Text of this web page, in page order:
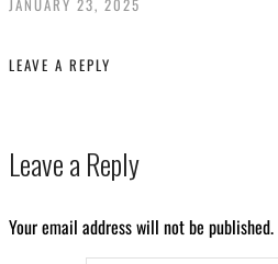
JANUARY 23, 2025
LEAVE A REPLY
Leave a Reply
Your email address will not be published.